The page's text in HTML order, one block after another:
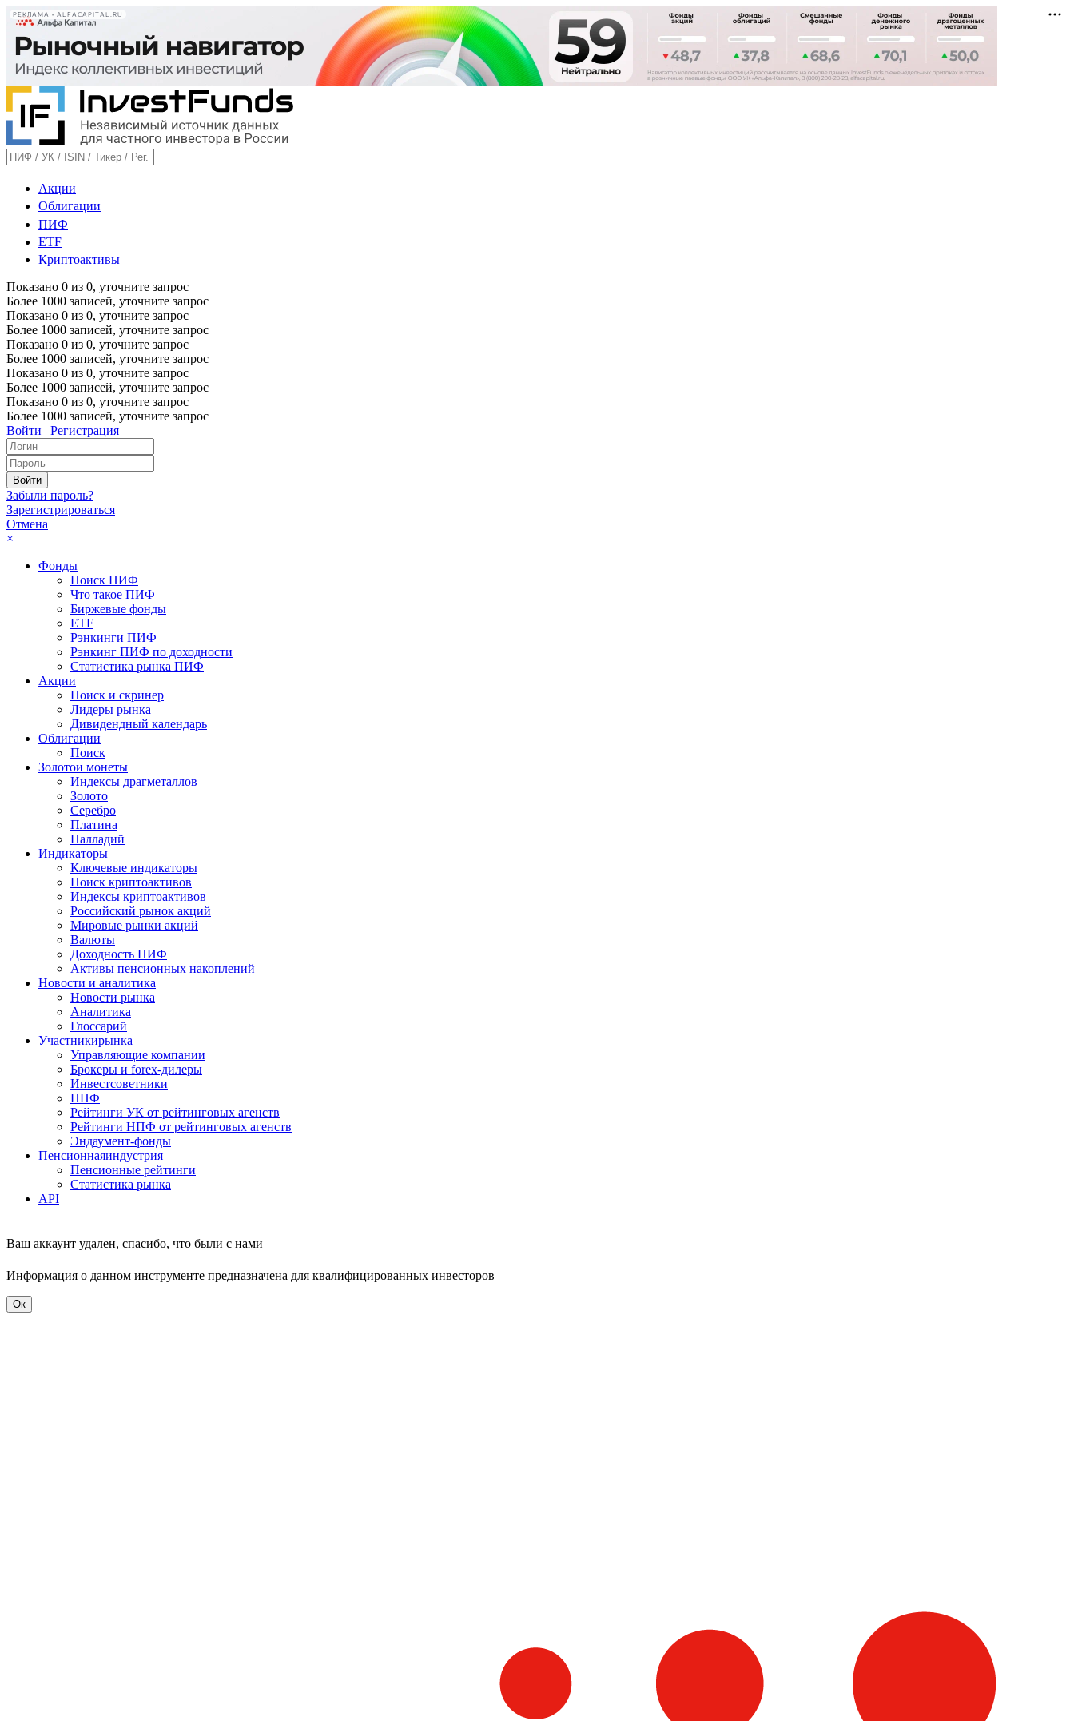
РЕКЛАМА • ALFACAPITAL.RU
Акции
Облигации
ПИФ
ETF
Криптоактивы
Показано 0 из 0, уточните запрос
Более 1000 записей, уточните запрос
Показано 0 из 0, уточните запрос
Более 1000 записей, уточните запрос
Показано 0 из 0, уточните запрос
Более 1000 записей, уточните запрос
Показано 0 из 0, уточните запрос
Более 1000 записей, уточните запрос
Показано 0 из 0, уточните запрос
Более 1000 записей, уточните запрос
Войти | Регистрация
Забыли пароль?
Зарегистрироваться
Отмена
×
Фонды
Поиск ПИФ
Что такое ПИФ
Биржевые фонды
ETF
Рэнкинги ПИФ
Рэнкинг ПИФ по доходности
Статистика рынка ПИФ
Акции
Поиск и скринер
Лидеры рынка
Дивидендный календарь
Облигации
Поиск
Золотои монеты
Индексы драгметаллов
Золото
Серебро
Платина
Палладий
Индикаторы
Ключевые индикаторы
Поиск криптоактивов
Индексы криптоактивов
Российский рынок акций
Мировые рынки акций
Валюты
Доходность ПИФ
Активы пенсионных накоплений
Новости и аналитика
Новости рынка
Аналитика
Глоссарий
Участникирынка
Управляющие компании
Брокеры и forex-дилеры
Инвестсоветники
НПФ
Рейтинги УК от рейтинговых агенств
Рейтинги НПФ от рейтинговых агенств
Эндаумент-фонды
Пенсионнаяиндустрия
Пенсионные рейтинги
Статистика рынка
API
Ваш аккаунт удален, спасибо, что были с нами
Информация о данном инструменте предназначена для квалифицированных инвесторов
Ок